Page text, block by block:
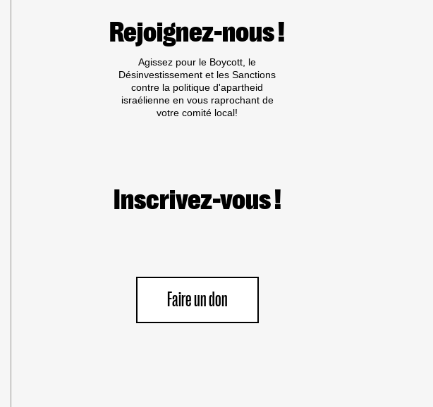
Rejoignez-nous !
Agissez pour le Boycott, le
Désinvestissement et les Sanctions
contre la politique d'apartheid
israélienne en vous raprochant de
votre comité local!
Inscrivez-vous !
Faire un don